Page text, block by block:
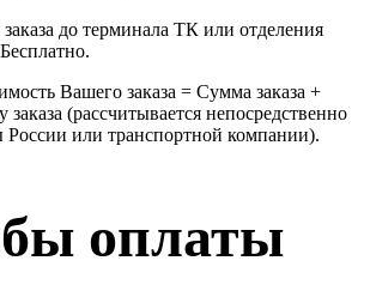
заказа до терминала ТК или отделения
Вашего заказа = Сумма заказа +
заказа (рассчитывается непосредственно
России или транспортной компании).
оплаты